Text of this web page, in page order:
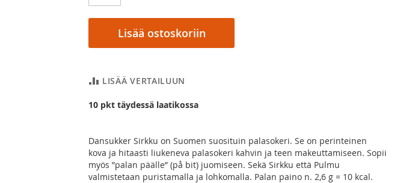
Lisää ostoskoriin
LISÄÄ VERTAILUUN
10 pkt täydessä laatikossa
Dansukker Sirkku on Suomen suosituin palasokeri. Se on perinteinen
kova ja hitaasti liukeneva palasokeri kahvin ja teen makeuttamiseen. Sopii
myös ”palan päälle” (på bit) juomiseen. Sekä Sirkku että Pulmu
valmistetaan puristamalla ja lohkomalla. Palan paino n. 2,6 g = 10 kcal.